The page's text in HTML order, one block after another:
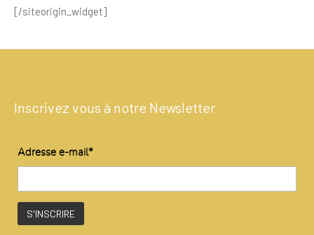
[/siteorigin_widget]
Inscrivez vous à notre Newsletter
Adresse e-mail*